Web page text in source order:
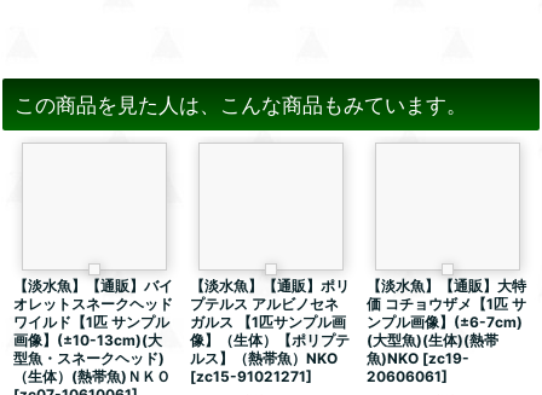
この商品を見た人は、こんな商品もみています。
【淡水魚】【通販】バイ
オレットスネークヘッド
ワイルド【1匹 サンプル
画像】(±10-13cm)(大
型魚・スネークヘッド)
（生体）(熱帯魚)ＮＫＯ
【淡水魚】【通販】ポリ
プテルス アルビノセネ
ガルス 【1匹サンプル画
像】（生体）【ポリプテ
ルス】（熱帯魚）NKO
[zc15-91021271]
【淡水魚】【通販】大特
価 コチョウザメ【1匹 サ
ンプル画像】(±6-7cm)
(大型魚)(生体)(熱帯
魚)NKO [zc19-
20606061]